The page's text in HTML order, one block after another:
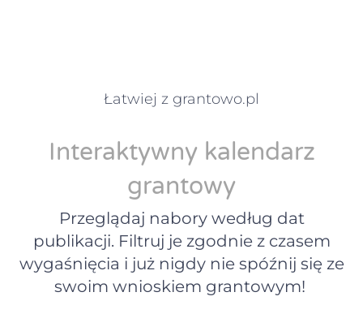
Łatwiej z grantowo.pl
Interaktywny kalendarz
grantowy
Przeglądaj nabory według dat
publikacji. Filtruj je zgodnie z czasem
wygaśnięcia i już nigdy nie spóźnij się ze
swoim wnioskiem grantowym!